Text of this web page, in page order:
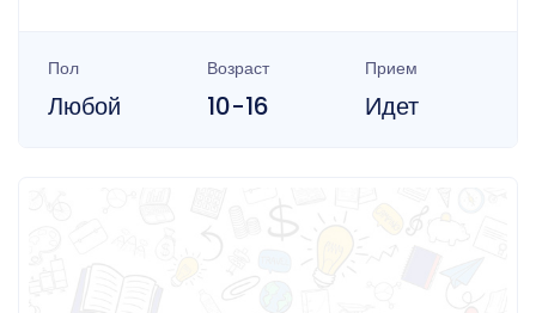
Пол
Любой
Возраст
10-16
Прием
Идет